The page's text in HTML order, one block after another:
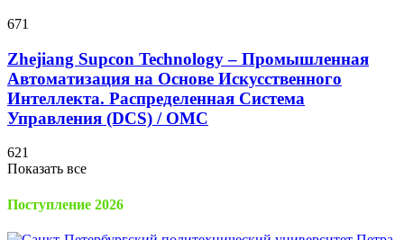
671
Zhejiang Supcon Technology – Промышленная
Автоматизация на Основе Искусственного
Интеллекта. Распределенная Cистема
Управления (DCS) / OMC
621
Показать все
Поступление 2026